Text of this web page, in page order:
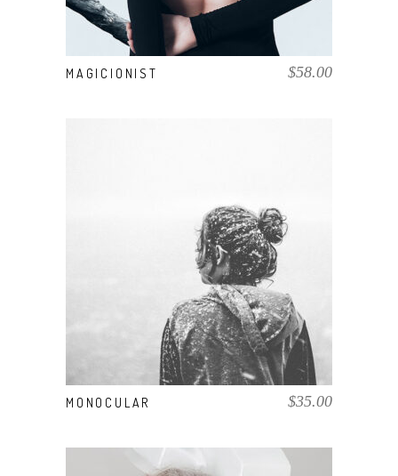
MAGICIONIST $58.00
AÑADIR AL CARRITO
MONOCULAR $35.00